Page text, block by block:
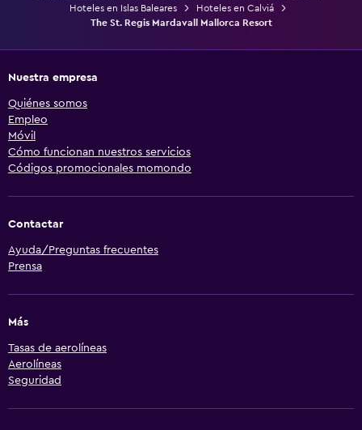
Hoteles en Islas Baleares
Hoteles en Calviá
The St. Regis Mardavall Mallorca Resort
Nuestra empresa
Quiénes somos
Empleo
Móvil
Cómo funcionan nuestros servicios
Códigos promocionales momondo
Contactar
Ayuda/Preguntas frecuentes
Prensa
Más
Tasas de aerolíneas
Aerolíneas
Seguridad